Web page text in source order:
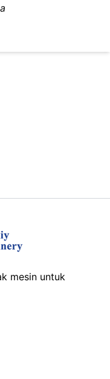
mesin untuk